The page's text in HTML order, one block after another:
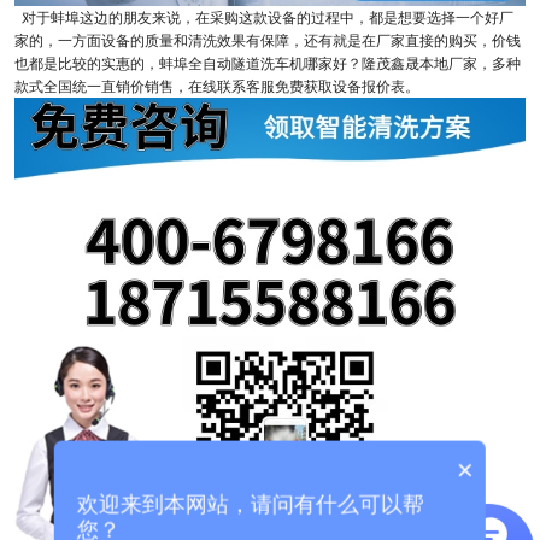
对于蚌埠这边的朋友来说，在采购这款设备的过程中，都是想要选择一个好厂
家的，一方面设备的质量和清洗效果有保障，还有就是在厂家直接的购买，价钱
也都是比较的实惠的，蚌埠全自动隧道洗车机哪家好？隆茂鑫晟本地厂家，多种
款式全国统一直销价销售，在线联系客服免费获取设备报价表。
×
欢迎来到本网站，请问有什么可以帮
您？